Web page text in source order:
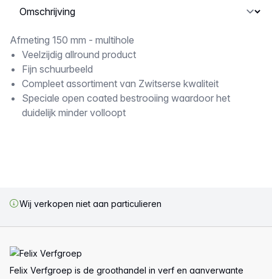
Selecteer een tabblad
Omschrijving
Afmeting 150 mm - multihole
Veelzijdig allround product
Fijn schuurbeeld
Compleet assortiment van Zwitserse kwaliteit
Speciale open coated bestrooiing waardoor het
duidelijk minder volloopt
Wij verkopen niet aan particulieren
Felix Verfgroep is de groothandel in verf en aanverwante